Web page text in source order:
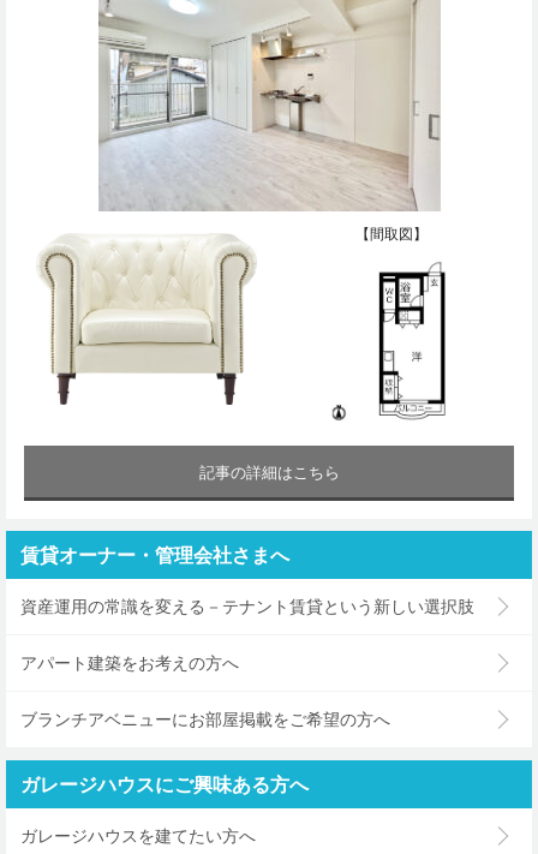
【間取図】
記事の詳細はこちら
賃貸オーナー・管理会社さまへ
資産運用の常識を変える－テナント賃貸という新しい選択肢
アパート建築をお考えの方へ
ブランチアベニューにお部屋掲載をご希望の方へ
ガレージハウスにご興味ある方へ
ガレージハウスを建てたい方へ